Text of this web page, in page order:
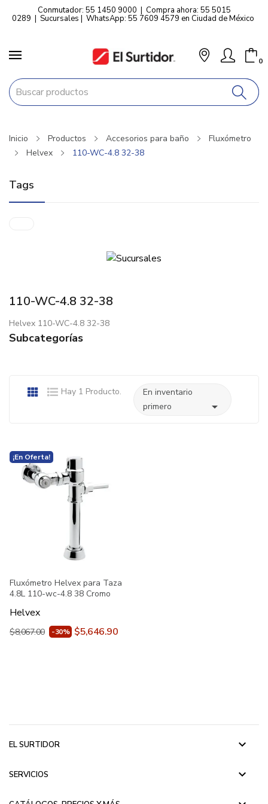
Conmutador: 55 1450 9000 | Compra ahora: 55 5015
0289 | Sucursales | WhatsApp: 55 7609 4579 en Ciudad de México
0
Inicio Productos Accesorios para baño
Fluxómetro
Helvex
110-WC-4.8 32-38
Tags
110-WC-4.8 32-38
Helvex 110-WC-4.8 32-38
Subcategorías
Hay 1 Producto.
En inventario
primero

¡En Oferta!
Fluxómetro Helvex para Taza
4.8L 110-wc-4.8 38 Cromo
Helvex
$8,067.00 -30% $5,646.90
EL SURTIDOR keyboard_arrow_down
SERVICIOS keyboard_arrow_down